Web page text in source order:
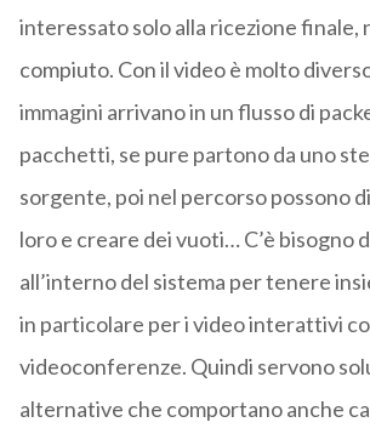
interessato solo alla ricezione finale,
compiuto. Con il video è molto
immagini arrivano in un flusso di
pacchetti, se pure partono da uno
sorgente, poi nel percorso possono
loro e creare dei vuoti… C’è bisogno
all’interno del sistema per tenere
in particolare per i video interattivi
videoconferenze. Quindi servono
alternative che comportano anche